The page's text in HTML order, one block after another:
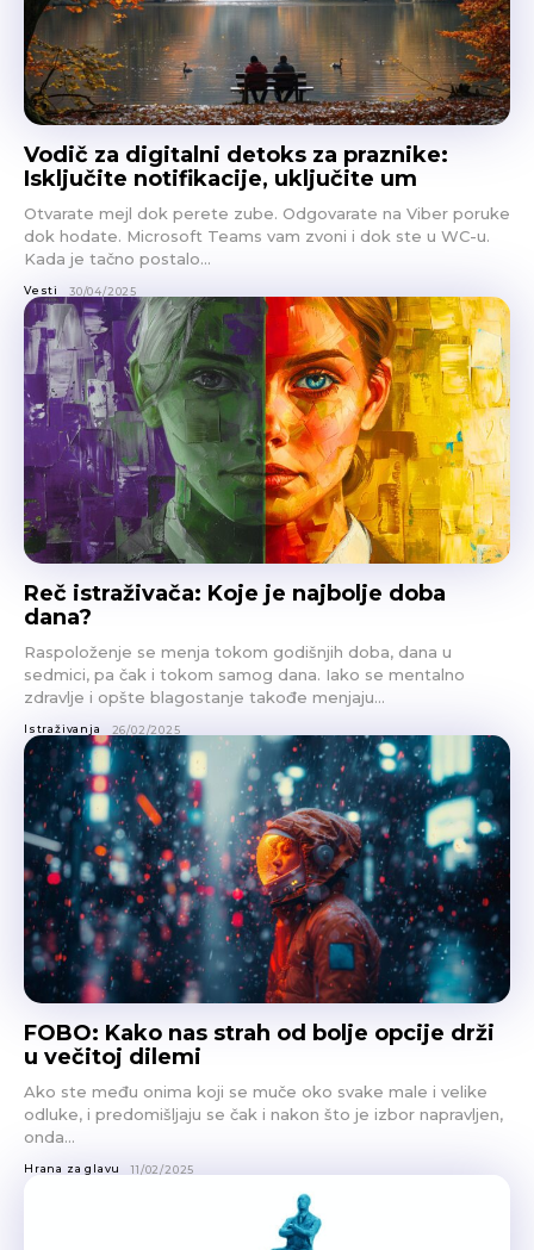
Vodič za digitalni detoks za praznike:
Isključite notifikacije, uključite um
Otvarate mejl dok perete zube. Odgovarate na Viber poruke
dok hodate. Microsoft Teams vam zvoni i dok ste u WC-u.
Kada je tačno postalo...
Vesti 30/04/2025
Reč istraživača: Koje je najbolje doba
dana?
Raspoloženje se menja tokom godišnjih doba, dana u
sedmici, pa čak i tokom samog dana. Iako se mentalno
zdravlje i opšte blagostanje takođe menjaju...
Istraživanja 26/02/2025
FOBO: Kako nas strah od bolje opcije drži
u večitoj dilemi
Ako ste među onima koji se muče oko svake male i velike
odluke, i predomišljaju se čak i nakon što je izbor napravljen,
onda...
Hrana za glavu 11/02/2025